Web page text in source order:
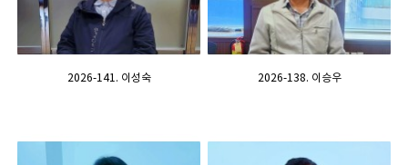
2026-141. 이성숙 2026-138. 이승우